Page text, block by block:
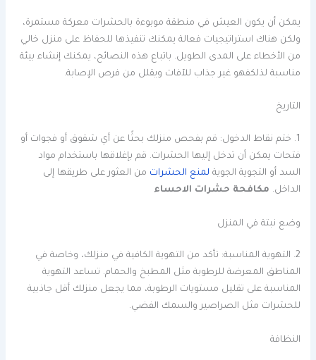
يمكن أن يكون العيش في منطقة موبوءة بالحشرات معركة مستمرة،
ولكن هناك استراتيجيات فعالة يمكنك تنفيذها للحفاظ على منزل خالي
من الأخطاء على المدى الطويل. باتباع هذه النصائح، يمكنك إنشاء بيئة
مناسبة لذلكفهو غير جذاب للآفات ويقلل من فرص الإصابة.
التاريخ
1. ختم نقاط الدخول: قم بفحص منزلك بحثًا عن أي شقوق أو فجوات أو
فتحات يمكن أن تدخل إليها الحشرات. قم بإغلاقها باستخدام مواد
السد أو التجوية الجوية لمنع الحشرات من العثور على طريقها إلى
الداخل. مكافحة حشرات الاحساء
وضع نبتة في المنزل
2. التهوية المناسبة: تأكد من التهوية الكافية في منزلك، وخاصة في
المناطق المعرضة للرطوبة مثل المطبخ والحمام. تساعد التهوية
المناسبة على تقليل مستويات الرطوبة، مما يجعل منزلك أقل جاذبية
للحشرات مثل الصراصير والسمك الفضي.
النظافة